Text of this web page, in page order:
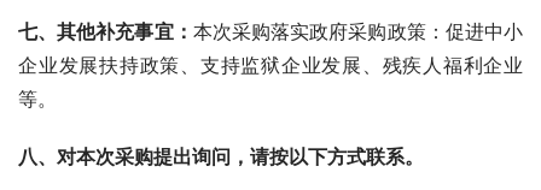
七、其他补充事宜： 本次采购落实政府采购政策：促进中小
企业发展扶持政策、支持监狱企业发展、残疾人福利企业
等。
八、对本次采购提出询问，请按以下方式联系。